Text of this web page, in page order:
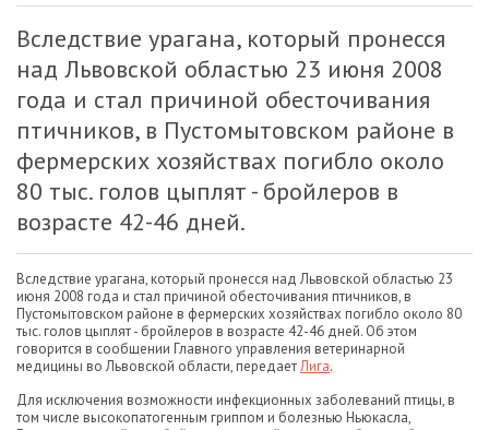
Вследствие урагана, который пронесся
над Львовской областью 23 июня 2008
года и стал причиной обесточивания
птичников, в Пустомытовском районе в
фермерских хозяйствах погибло около
80 тыс. голов цыплят - бройлеров в
возрасте 42-46 дней.
Вследствие урагана, который пронесся над Львовской областью 23
июня 2008 года и стал причиной обесточивания птичников, в
Пустомытовском районе в фермерских хозяйствах погибло около 80
тыс. голов цыплят - бройлеров в возрасте 42-46 дней. Об этом
говорится в сообщении Главного управления ветеринарной
медицины во Львовской области, передаетЛига.
Для исключения возможности инфекционных заболеваний птицы, в
том числе высокопатогенным гриппом и болезнью Ньюкасла,